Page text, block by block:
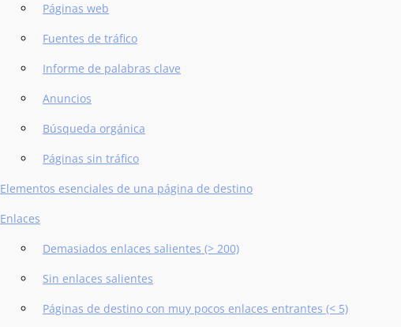
Páginas web
Fuentes de tráfico
Informe de palabras clave
Anuncios
Búsqueda orgánica
Páginas sin tráfico
Elementos esenciales de una página de destino
Enlaces
Demasiados enlaces salientes (> 200)
Sin enlaces salientes
Páginas de destino con muy pocos enlaces entrantes (< 5)